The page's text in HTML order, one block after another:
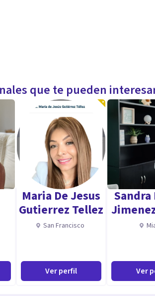
afectar a la salud física.
principalmente en mi área de
crónicas.
que deben adaptarse a una nueva
que te pueden
Maria De Jesus
Gutierrez Tellez
San Francisco
Ver perfil Ver